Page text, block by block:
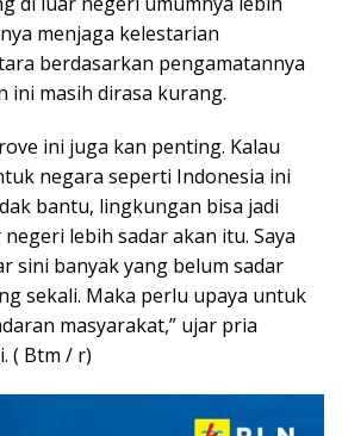
menjaga kelestarian
berdasarkan pengamatannya
ini masih dirasa kurang.
ini juga kan penting. Kalau
negara seperti Indonesia ini
bantu, lingkungan bisa jadi
lebih sadar akan itu. Saya
sini banyak yang belum sadar
sekali. Maka perlu upaya untuk
masyarakat,” ujar pria
( Btm / r)